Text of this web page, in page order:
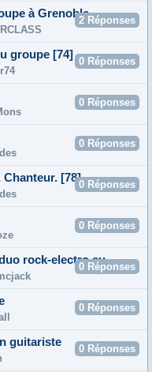
2 Réponses
à Grenoble
0 Réponses
groupe [74]
0 Réponses
0 Réponses
0 Réponses
Chanteur. [78]
0 Réponses
0 Réponses
Batteur cherche bassiste pour duo rock-electro sur Paris
0 Réponses
0 Réponses
guitariste